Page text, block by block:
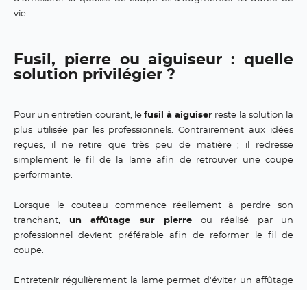
vie.
Fusil, pierre ou aiguiseur : quelle
solution privilégier ?
Pour un entretien courant, le fusil à aiguiser reste la solution la
plus utilisée par les professionnels. Contrairement aux idées
reçues, il ne retire que très peu de matière ; il redresse
simplement le fil de la lame afin de retrouver une coupe
performante.
Lorsque le couteau commence réellement à perdre son
tranchant, un affûtage sur pierre ou réalisé par un
professionnel devient préférable afin de reformer le fil de
coupe.
Entretenir régulièrement la lame permet d'éviter un affûtage